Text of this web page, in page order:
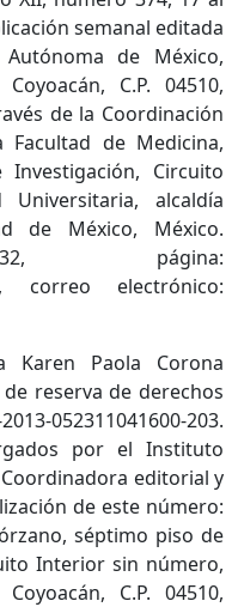
semanal editada
de México,
C.P. 04510,
de la Coordinación
Facultad de Medicina,
Circuito
alcaldía
de México, México.
página:
correo electrónico:
Karen Paola Corona
reserva de derechos
052311041600-203.
por el Instituto
editorial y
de este número:
séptimo piso de
Interior sin número,
C.P. 04510,